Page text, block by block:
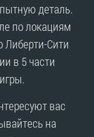
деталь.
по локациям
Либерти-Сити
в 5 части
вас
на